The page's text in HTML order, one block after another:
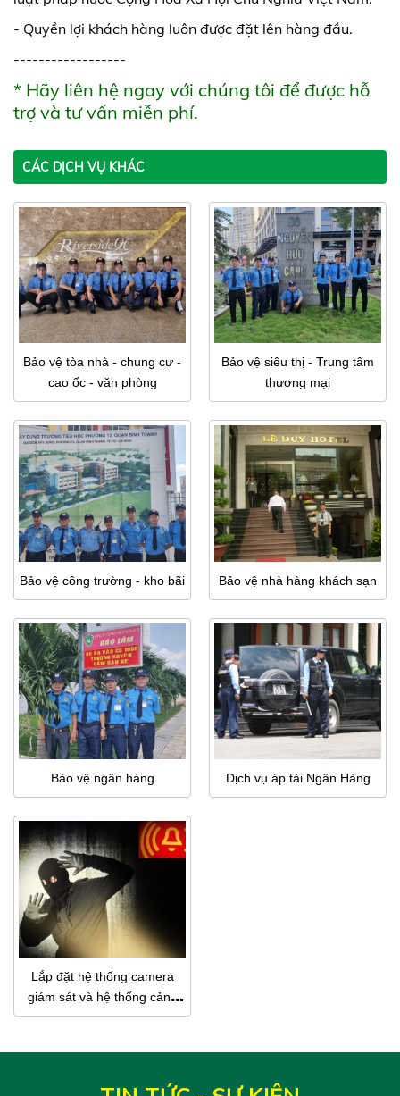
- Quyền lợi khách hàng luôn được đặt lên hàng đầu.
------------------
* Hãy liên hệ ngay với chúng tôi để được hỗ
trợ và tư vấn miễn phí.
CÁC DỊCH VỤ KHÁC
Bảo vệ tòa nhà - chung cư -
cao ốc - văn phòng
Bảo vệ siêu thị - Trung tâm
thương mại
Bảo vệ công trường - kho bãi Bảo vệ nhà hàng khách sạn
Bảo vệ ngân hàng Dịch vụ áp tải Ngân Hàng
Lắp đặt hệ thống camera
giám sát và hệ thống cảnh
báo đột nhập